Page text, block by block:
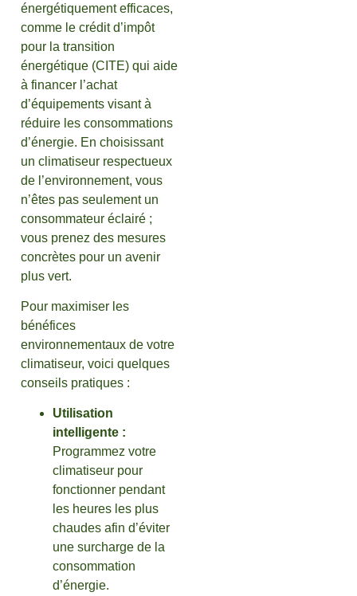
énergétiquement efficaces,
comme le crédit d’impôt
pour la transition
énergétique (CITE) qui aide
à financer l’achat
d’équipements visant à
réduire les consommations
d’énergie. En choisissant
un climatiseur respectueux
de l’environnement, vous
n’êtes pas seulement un
consommateur éclairé ;
vous prenez des mesures
concrètes pour un avenir
plus vert.
Pour maximiser les
bénéfices
environnementaux de votre
climatiseur, voici quelques
conseils pratiques :
Utilisation
intelligente :
Programmez votre
climatiseur pour
fonctionner pendant
les heures les plus
chaudes afin d’éviter
une surcharge de la
consommation
d’énergie.